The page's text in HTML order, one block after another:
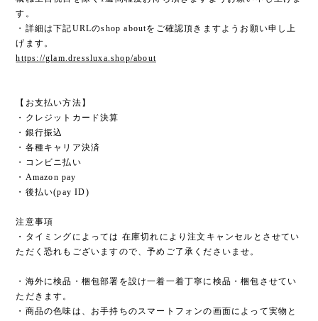
す。
・詳細は下記URLのshop aboutをご確認頂きますようお願い申し上
げます。
https://glam.dressluxa.shop/about
【お支払い方法】
・クレジットカード決算
・銀行振込
・各種キャリア決済
・コンビニ払い
・Amazon pay
・後払い(pay ID)
注意事項
・タイミングによっては 在庫切れにより注文キャンセルとさせてい
ただく恐れもございますので、予めご了承くださいませ。
・海外に検品・梱包部署を設け一着一着丁寧に検品・梱包させてい
ただきます。
・商品の色味は、お手持ちのスマートフォンの画面によって実物と